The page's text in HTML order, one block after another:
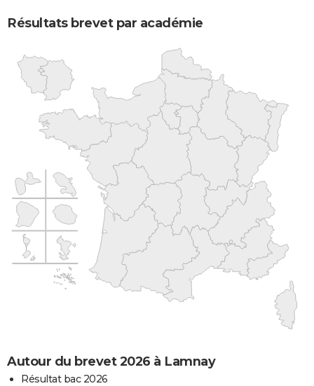
Résultats brevet par académie
Autour du brevet 2026 à Lamnay
Résultat bac 2026